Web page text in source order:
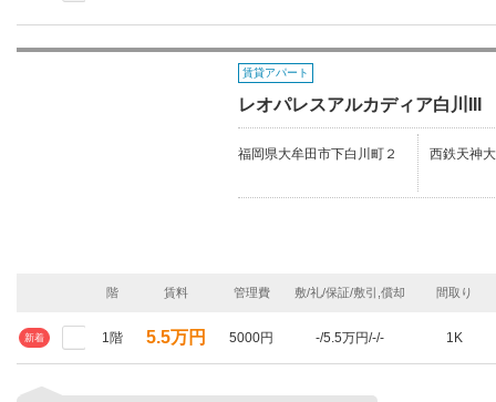
賃貸アパート
レオパレスアルカディア白川III
福岡県大牟田市下白川町２ 西鉄天神
階 賃料 管理費 敷/礼/保証/敷引,償却 間取り
新着 1階 5.5万円 5000円 -/5.5万円/-/- 1K